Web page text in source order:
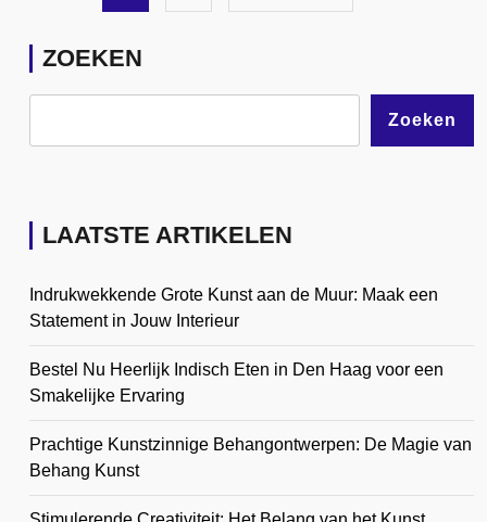
ZOEKEN
Zoeken
LAATSTE ARTIKELEN
Indrukwekkende Grote Kunst aan de Muur: Maak een
Statement in Jouw Interieur
Bestel Nu Heerlijk Indisch Eten in Den Haag voor een
Smakelijke Ervaring
Prachtige Kunstzinnige Behangontwerpen: De Magie van
Behang Kunst